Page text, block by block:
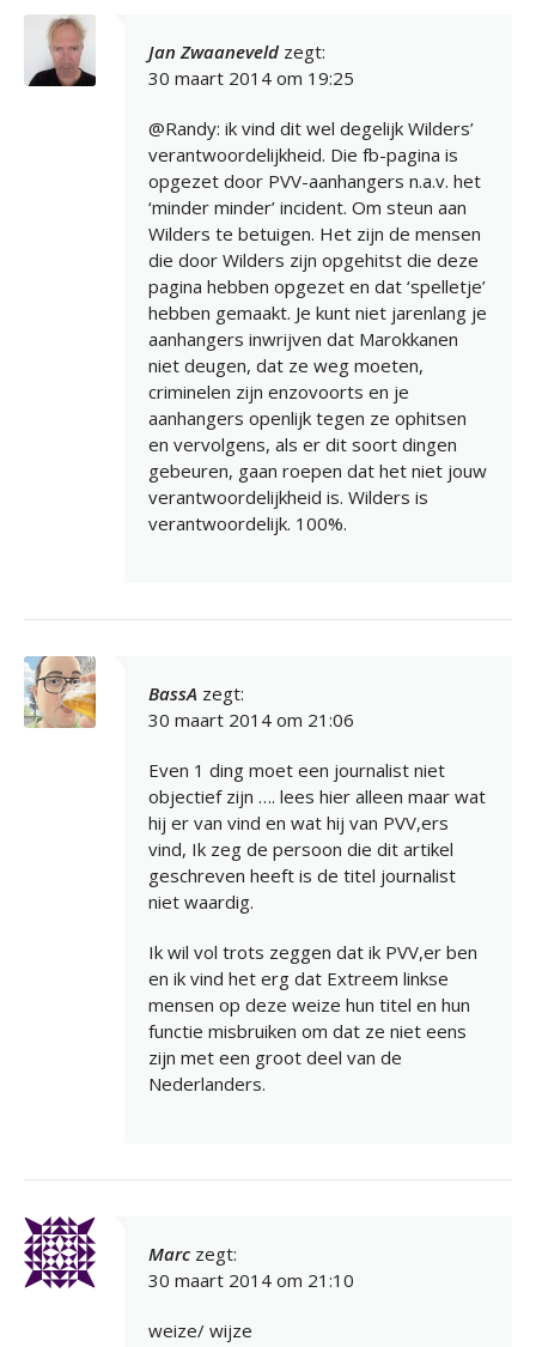
Jan Zwaaneveld zegt:
30 maart 2014 om 19:25
@Randy: ik vind dit wel degelijk Wilders’
verantwoordelijkheid. Die fb-pagina is
opgezet door PVV-aanhangers n.a.v. het
‘minder minder’ incident. Om steun aan
Wilders te betuigen. Het zijn de mensen
die door Wilders zijn opgehitst die deze
pagina hebben opgezet en dat ‘spelletje’
hebben gemaakt. Je kunt niet jarenlang je
aanhangers inwrijven dat Marokkanen
niet deugen, dat ze weg moeten,
criminelen zijn enzovoorts en je
aanhangers openlijk tegen ze ophitsen
en vervolgens, als er dit soort dingen
gebeuren, gaan roepen dat het niet jouw
verantwoordelijkheid is. Wilders is
verantwoordelijk. 100%.
BassA zegt:
30 maart 2014 om 21:06
Even 1 ding moet een journalist niet
objectief zijn …. lees hier alleen maar wat
hij er van vind en wat hij van PVV,ers
vind, Ik zeg de persoon die dit artikel
geschreven heeft is de titel journalist
niet waardig.
Ik wil vol trots zeggen dat ik PVV,er ben
en ik vind het erg dat Extreem linkse
mensen op deze weize hun titel en hun
functie misbruiken om dat ze niet eens
zijn met een groot deel van de
Nederlanders.
Marc zegt:
30 maart 2014 om 21:10
weize/ wijze